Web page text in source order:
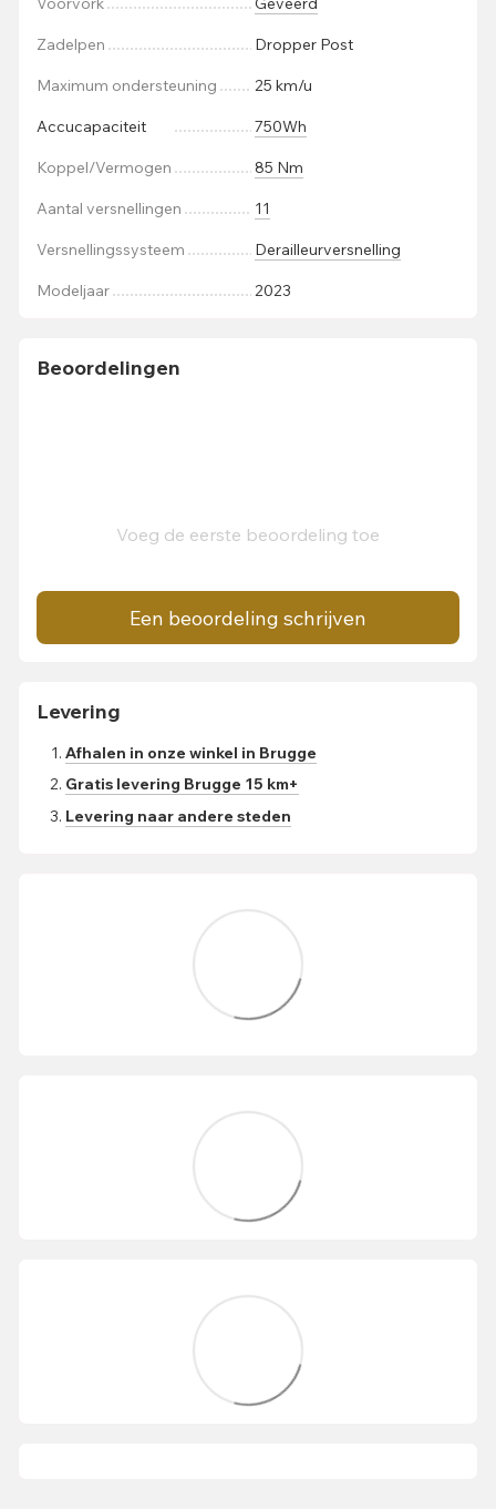
Zadelpen Dropper Post
Maximum ondersteuning 25 km/u
Accucapaciteit 750Wh
Koppel/Vermogen 85 Nm
Aantal versnellingen 11
Versnellingssysteem Derailleurversnelling
Modeljaar 2023
Beoordelingen
Voeg de eerste beoordeling toe
Een beoordeling schrijven
Levering
Afhalen in onze winkel in Brugge
Gratis levering Brugge 15 km+
Levering naar andere steden